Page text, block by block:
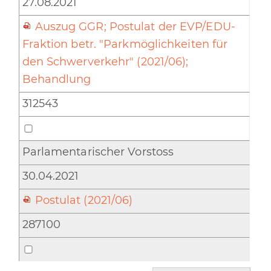
Auszug GGR; Postulat der EVP/EDU-
Fraktion betr. "Parkmöglichkeiten für
den Schwerverkehr" (2021/06);
Behandlung
312543
Parlamentarischer Vorstoss
30.04.2021
Postulat (2021/06)
287100